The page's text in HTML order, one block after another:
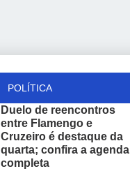
POLÍTICA
Duelo de reencontros
entre Flamengo e
Cruzeiro é destaque da
quarta; confira a agenda
completa